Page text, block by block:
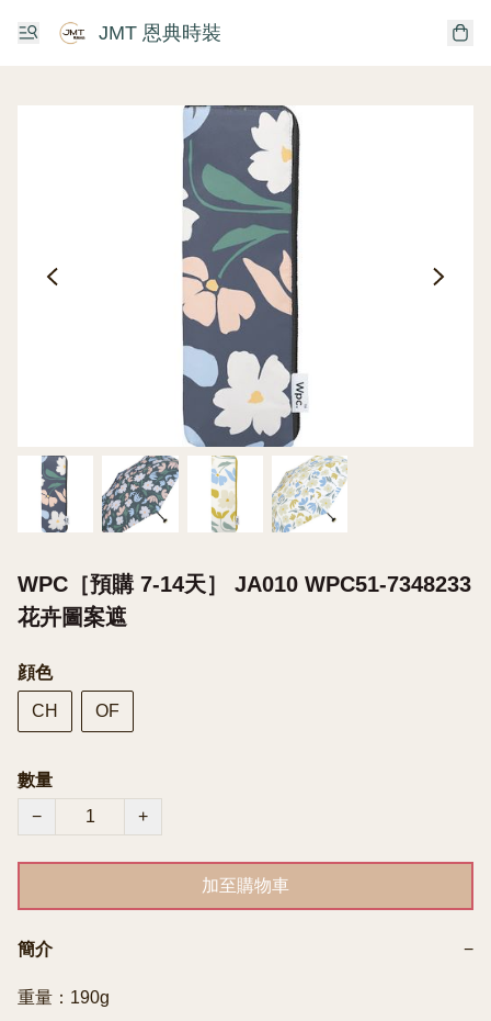
JMT 恩典時裝
WPC［預購 7-14天］ JA010 WPC51-7348233
花卉圖案遮
顔色
CH OF
數量
−
+
加至購物車
簡介 −
重量：190g